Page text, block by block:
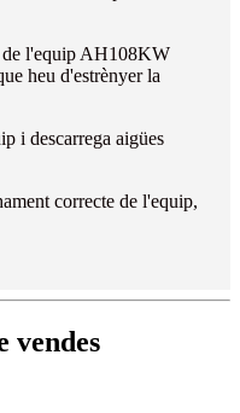
de l'equip AH108KW
heu d'estrènyer la
i descarrega aigües
correcte de l'equip,
vendes